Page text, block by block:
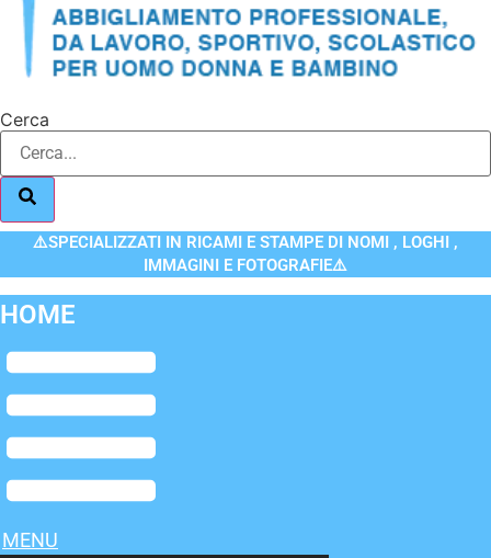
Cerca
⚠️SPECIALIZZATI IN RICAMI E STAMPE DI NOMI , LOGHI ,
IMMAGINI E FOTOGRAFIE⚠️
HOME
Flyout
Menu
MENU